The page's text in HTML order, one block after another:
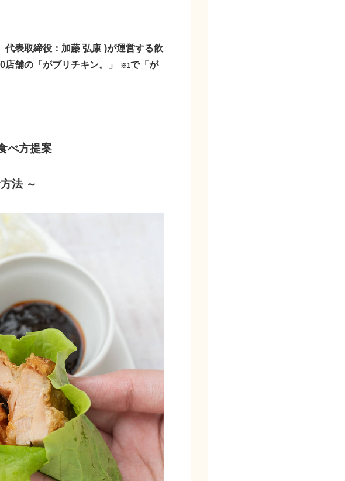
代表取締役：加藤 弘康 )が運営する飲
店舗の「がブリチキン。」 ※1で「が
べ方提案
法 ～